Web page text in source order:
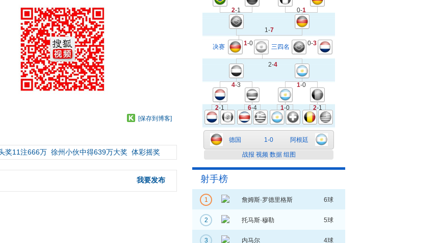
[保存到博客]
奖11注666万 徐州小伙中得639万大奖 体彩摇奖
我要发布
2-1 0-1
1-7
2-4
4-3 1-0
2-1 6-4 1-0 2-1
1-0 0-3
决赛 三四名
德国 1-0 阿根廷
战报 视频 数据 组图
射手榜
1 詹姆斯·罗德里格斯 6球
2 托马斯·穆勒 5球
3 内马尔 4球